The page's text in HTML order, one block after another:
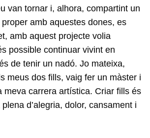
van tornar i, alhora, compartint un
amb aquestes dones, es
amb aquest projecte volia
possible continuar vivint en
de tenir un nadó. Jo mateixa,
meus dos fills, vaig fer un màster i
meva carrera artística. Criar fills és
d’alegria, dolor, cansament i